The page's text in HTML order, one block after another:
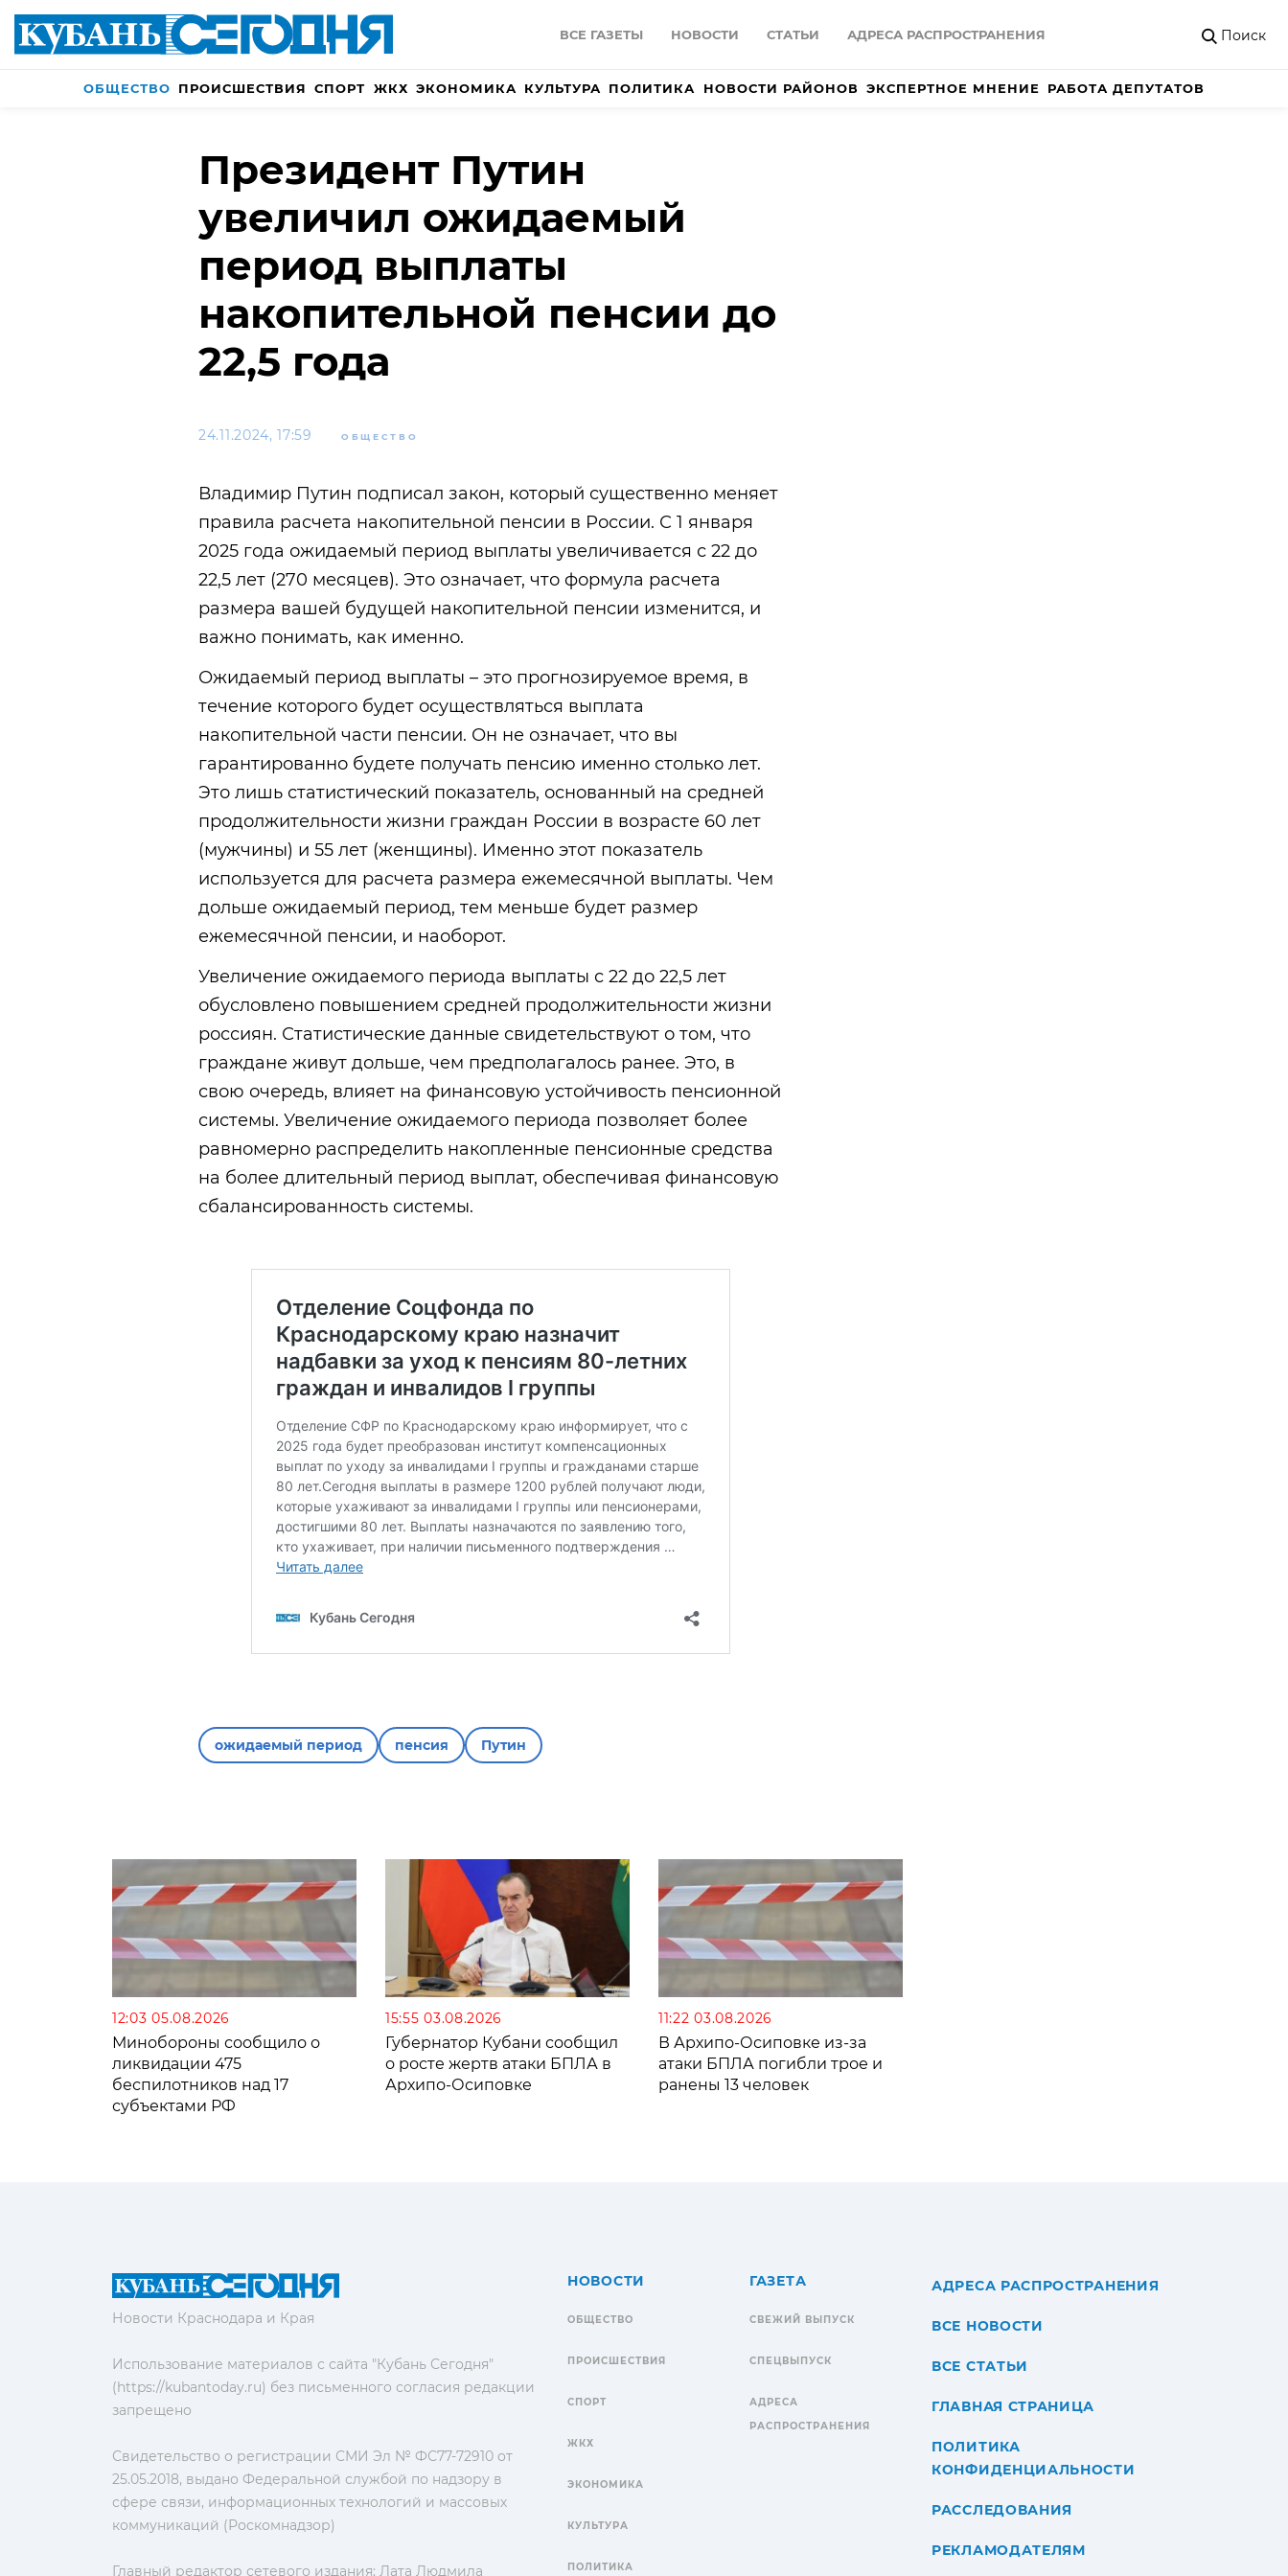
ВСЕ ГАЗЕТЫ НОВОСТИ СТАТЬИ АДРЕСА РАСПРОСТРАНЕНИЯ Поиск
ОБЩЕСТВО ПРОИСШЕСТВИЯ СПОРТ ЖКХ ЭКОНОМИКА КУЛЬТУРА ПОЛИТИКА НОВОСТИ РАЙОНОВ ЭКСПЕРТНОЕ МНЕНИЕ РАБОТА ДЕПУТАТОВ
Президент Путин
увеличил ожидаемый
период выплаты
накопительной пенсии до
22,5 года
24.11.2024, 17:59 ОБЩЕСТВО
Владимир Путин подписал закон, который существенно меняет
правила расчета накопительной пенсии в России. С 1 января
2025 года ожидаемый период выплаты увеличивается с 22 до
22,5 лет (270 месяцев). Это означает, что формула расчета
размера вашей будущей накопительной пенсии изменится, и
важно понимать, как именно.
Ожидаемый период выплаты – это прогнозируемое время, в
течение которого будет осуществляться выплата
накопительной части пенсии. Он не означает, что вы
гарантированно будете получать пенсию именно столько лет.
Это лишь статистический показатель, основанный на средней
продолжительности жизни граждан России в возрасте 60 лет
(мужчины) и 55 лет (женщины). Именно этот показатель
используется для расчета размера ежемесячной выплаты. Чем
дольше ожидаемый период, тем меньше будет размер
ежемесячной пенсии, и наоборот.
Увеличение ожидаемого периода выплаты с 22 до 22,5 лет
обусловлено повышением средней продолжительности жизни
россиян. Статистические данные свидетельствуют о том, что
граждане живут дольше, чем предполагалось ранее. Это, в
свою очередь, влияет на финансовую устойчивость пенсионной
системы. Увеличение ожидаемого периода позволяет более
равномерно распределить накопленные пенсионные средства
на более длительный период выплат, обеспечивая финансовую
сбалансированность системы.
ожидаемый период пенсия Путин
12:03 05.08.2026
Минобороны сообщило о
ликвидации 475
беспилотников над 17
субъектами РФ
15:55 03.08.2026
Губернатор Кубани сообщил
о росте жертв атаки БПЛА в
Архипо-Осиповке
11:22 03.08.2026
В Архипо-Осиповке из-за
атаки БПЛА погибли трое и
ранены 13 человек
Новости Краснодара и Края
Использование материалов с сайта "Кубань Сегодня"
(https://kubantoday.ru) без письменного согласия редакции
запрещено
Свидетельство о регистрации СМИ Эл № ФС77-72910 от
25.05.2018, выдано Федеральной службой по надзору в
сфере связи, информационных технологий и массовых
коммуникаций (Роскомнадзор)
Главный редактор сетевого издания: Лата Людмила
НОВОСТИ
ОБЩЕСТВО
ПРОИСШЕСТВИЯ
СПОРТ
ЖКХ
ЭКОНОМИКА
КУЛЬТУРА
ПОЛИТИКА
ГАЗЕТА
СВЕЖИЙ ВЫПУСК
СПЕЦВЫПУСК
АДРЕСА
РАСПРОСТРАНЕНИЯ
АДРЕСА РАСПРОСТРАНЕНИЯ
ВСЕ НОВОСТИ
ВСЕ СТАТЬИ
ГЛАВНАЯ СТРАНИЦА
ПОЛИТИКА
КОНФИДЕНЦИАЛЬНОСТИ
РАССЛЕДОВАНИЯ
РЕКЛАМОДАТЕЛЯМ